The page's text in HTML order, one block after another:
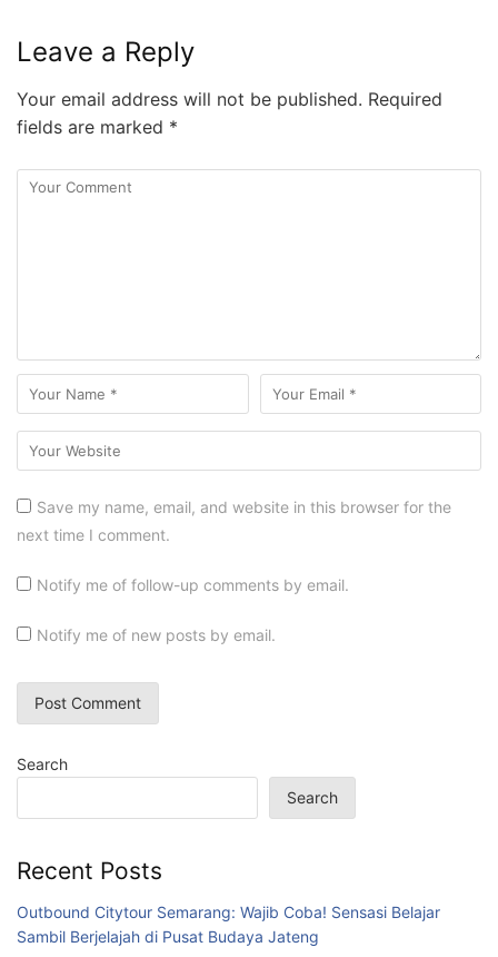
Leave a Reply
Your email address will not be published. Required
fields are marked *
Save my name, email, and website in this browser for the
next time I comment.
Notify me of follow-up comments by email.
Notify me of new posts by email.
Search
Search
Recent Posts
Outbound Citytour Semarang: Wajib Coba! Sensasi Belajar
Sambil Berjelajah di Pusat Budaya Jateng